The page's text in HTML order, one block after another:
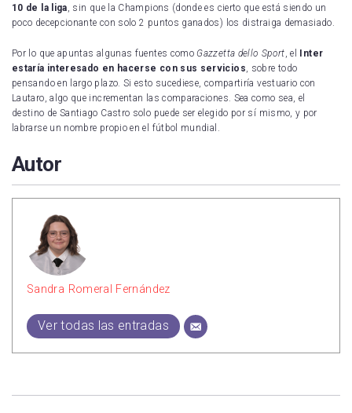
10 de la liga, sin que la Champions (donde es cierto que está siendo un
poco decepcionante con solo 2 puntos ganados) los distraiga demasiado.
Por lo que apuntas algunas fuentes comoGazzetta dello Sport, el
Inter
estaría interesado en hacerse con sus servicios, sobre todo
pensando en largo plazo. Si esto sucediese, compartiría vestuario con
Lautaro, algo que incrementan las comparaciones. Sea como sea, el
destino de Santiago Castro solo puede ser elegido por sí mismo, y por
labrarse un nombre propio en el fútbol mundial.
Autor
Sandra Romeral Fernández
Ver todas las entradas